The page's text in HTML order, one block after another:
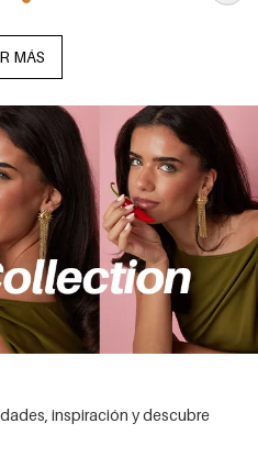
MÁS
inspiración y descubre